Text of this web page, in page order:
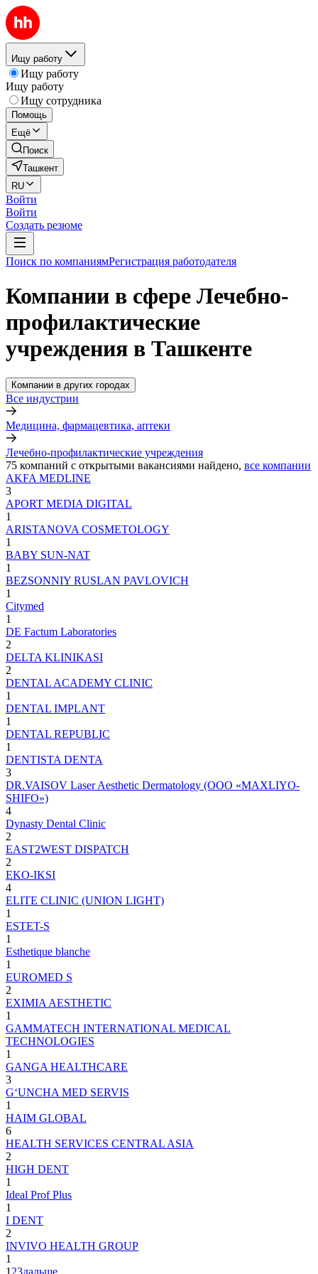
Ищу работу
Ищу работу
Ищу работу
Ищу сотрудника
Помощь
Ещё
Поиск
Ташкент
RU
Войти
Войти
Создать резюме
Поиск по компаниямРегистрация работодателя
Компании в сфере Лечебно-
профилактические
учреждения в Ташкенте
Компании в других городах
Все индустрии
Медицина, фармацевтика, аптеки
Лечебно-профилактические учреждения
75 компаний с открытыми вакансиями найдено, все компании
AKFA MEDLINE
3
APORT MEDIA DIGITAL
1
ARISTANOVA COSMETOLOGY
1
BABY SUN-NAT
1
BEZSONNIY RUSLAN PAVLOVICH
1
Citymed
1
DE Factum Laboratories
2
DELTA KLINIKASI
2
DENTAL ACADEMY CLINIC
1
DENTAL IMPLANT
1
DENTAL REPUBLIC
1
DENTISTA DENTA
3
DR.VAISOV Laser Aesthetic Dermatology (ООО «MAXLIYO-
SHIFO»)
4
Dynasty Dental Clinic
2
EAST2WEST DISPATCH
2
EKO-IKSI
4
ELITE CLINIC (UNION LIGHT)
1
ESTET-S
1
Esthetique blanche
1
EUROMED S
2
EXIMIA AESTHETIC
1
GAMMATECH INTERNATIONAL MEDICAL
TECHNOLOGIES
1
GANGA HEALTHCARE
3
G‘UNCHA MED SERVIS
1
HAIM GLOBAL
6
HEALTH SERVICES CENTRAL ASIA
2
HIGH DENT
1
Ideal Prof Plus
1
I DENT
2
INVIVO HEALTH GROUP
1
1 23дальше